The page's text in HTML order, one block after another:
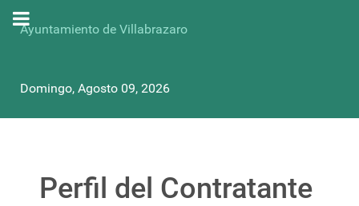
Ayuntamiento de Villabrazaro
Domingo, Agosto 09, 2026
Perfil del Contratante